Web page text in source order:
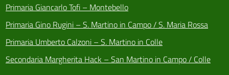
Primaria Giancarlo Tofi – Montebello
Primaria Gino Rugini – S. Martino in Campo / S. Maria Rossa
Primaria Umberto Calzoni – S. Martino in Colle
Secondaria Margherita Hack – San Martino in Campo / Colle